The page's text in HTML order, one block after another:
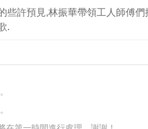
許預見,林振華帶領工人師傅
.